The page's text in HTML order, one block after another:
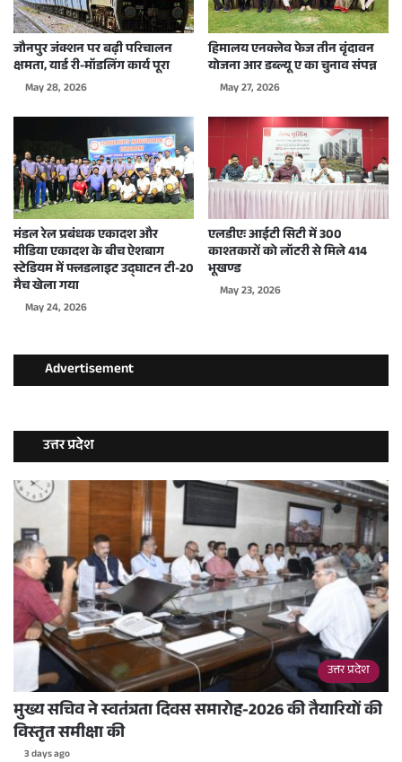
जौनपुर जंक्शन पर बढ़ी परिचालन
क्षमता, यार्ड री-मॉडलिंग कार्य पूरा
May 28, 2026
हिमालय एनक्लेव फेज तीन वृंदावन
योजना आर डब्ल्यू ए का चुनाव संपन्न
May 27, 2026
मंडल रेल प्रबंधक एकादश और
मीडिया एकादश के बीच ऐशबाग
स्टेडियम में फ्लडलाइट उद्घाटन टी-20
मैच खेला गया
May 24, 2026
एलडीएः आईटी सिटी में 300
काश्तकारों को लॉटरी से मिले 414
भूखण्ड
May 23, 2026
Advertisement
उत्तर प्रदेश
उत्तर प्रदेश
मुख्य सचिव ने स्वतंत्रता दिवस समारोह-2026 की तैयारियों की
विस्तृत समीक्षा की
3 days ago